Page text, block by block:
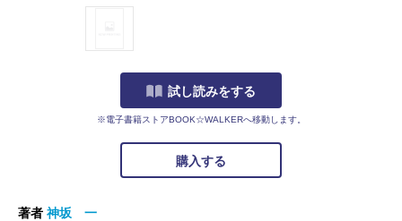
試し読みをする
※電子書籍ストアBOOK☆WALKERへ移動します。
購入する
著者 神坂 一